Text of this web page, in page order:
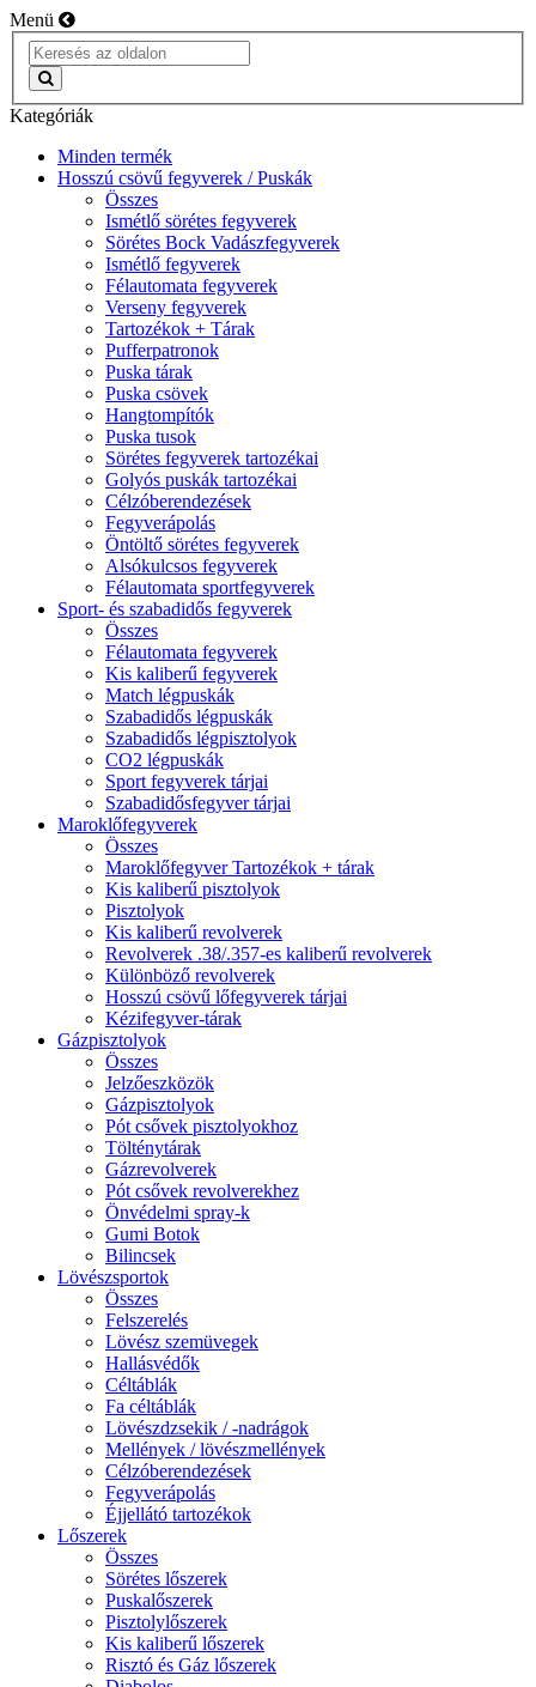
Menü
Kategóriák
Minden termék
Hosszú csövű fegyverek / Puskák
Összes
Ismétlő sörétes fegyverek
Sörétes Bock Vadászfegyverek
Ismétlő fegyverek
Félautomata fegyverek
Verseny fegyverek
Tartozékok + Tárak
Pufferpatronok
Puska tárak
Puska csövek
Hangtompítók
Puska tusok
Sörétes fegyverek tartozékai
Golyós puskák tartozékai
Célzóberendezések
Fegyverápolás
Öntöltő sörétes fegyverek
Alsókulcsos fegyverek
Félautomata sportfegyverek
Sport- és szabadidős fegyverek
Összes
Félautomata fegyverek
Kis kaliberű fegyverek
Match légpuskák
Szabadidős légpuskák
Szabadidős légpisztolyok
CO2 légpuskák
Sport fegyverek tárjai
Szabadidősfegyver tárjai
Maroklőfegyverek
Összes
Maroklőfegyver Tartozékok + tárak
Kis kaliberű pisztolyok
Pisztolyok
Kis kaliberű revolverek
Revolverek .38/.357-es kaliberű revolverek
Különböző revolverek
Hosszú csövű lőfegyverek tárjai
Kézifegyver-tárak
Gázpisztolyok
Összes
Jelzőeszközök
Gázpisztolyok
Pót csővek pisztolyokhoz
Tölténytárak
Gázrevolverek
Pót csővek revolverekhez
Önvédelmi spray-k
Gumi Botok
Bilincsek
Lövészsportok
Összes
Felszerelés
Lövész szemüvegek
Hallásvédők
Céltáblák
Fa céltáblák
Lövészdzsekik / -nadrágok
Mellények / lövészmellények
Célzóberendezések
Fegyverápolás
Éjjellátó tartozékok
Lőszerek
Összes
Sörétes lőszerek
Puskalőszerek
Pisztolylőszerek
Kis kaliberű lőszerek
Risztó és Gáz lőszerek